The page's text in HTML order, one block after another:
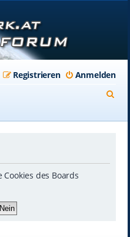
Anmelden
Registrieren
des Boards